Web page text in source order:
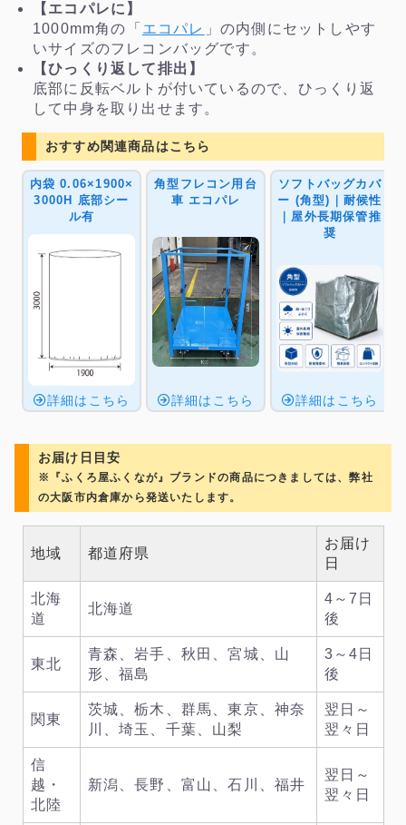
【エコパレに】
1000mm角の「 エコパレ 」の内側にセットしやす
いサイズのフレコンバッグです。
【ひっくり返して排出】
底部に反転ベルトが付いているので、ひっくり返
して中身を取り出せます。
おすすめ関連商品はこちら
内袋 0.06×1900×
3000H 底部シー
ル有
詳細はこちら
角型フレコン用台
車 エコパレ
詳細はこちら
ソフトバッグカバ
ー (角型)｜耐候性
｜屋外長期保管推
奨
詳細はこちら
お届け日目安
※『ふくろ屋ふくなが』ブランドの商品につきましては、弊社
の大阪市内倉庫から発送いたします。
地域 都道府県
お届け
日
北海
道
北海道
4～7日
後
東北
青森、岩手、秋田、宮城、山
形、福島
3～4日
後
関東
茨城、栃木、群馬、東京、神奈
川、埼玉、千葉、山梨
翌日～
翌々日
信
越・
北陸
新潟、長野、富山、石川、福井
翌日～
翌々日